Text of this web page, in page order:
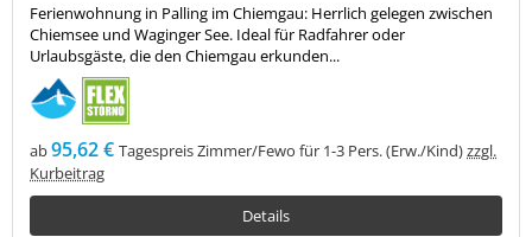
Ferienwohnung in Palling im Chiemgau: Herrlich gelegen zwischen
Chiemsee und Waginger See. Ideal für Radfahrer oder
Urlaubsgäste, die den Chiemgau erkunden...
ab95,62 € Tagespreis Zimmer/Fewo für 1-3 Pers. (Erw./Kind)zzgl.
Kurbeitrag
Details